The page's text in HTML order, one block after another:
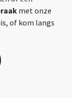
met onze
of kom langs